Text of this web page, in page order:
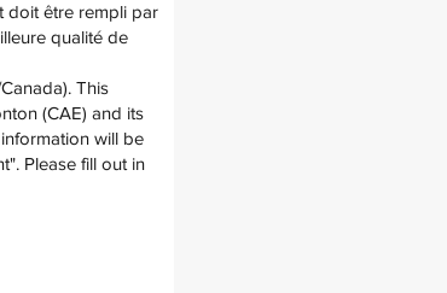
doit être rempli par
qualité de
This
(CAE) and its
will be
Please fill out in